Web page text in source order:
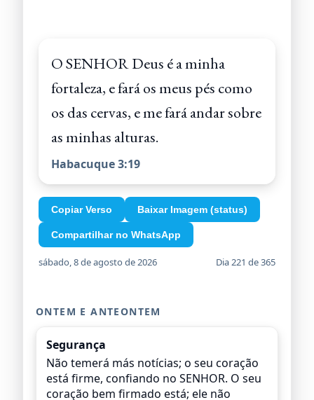
O SENHOR Deus é a minha
fortaleza, e fará os meus pés como
os das cervas, e me fará andar sobre
as minhas alturas.
Habacuque 3:19
Copiar Verso Baixar Imagem (status)
Compartilhar no WhatsApp
sábado, 8 de agosto de 2026 Dia221 de365
ONTEM E ANTEONTEM
Segurança
Não temerá más notícias; o seu coração
está firme, confiando no SENHOR. O seu
coração bem firmado está; ele não